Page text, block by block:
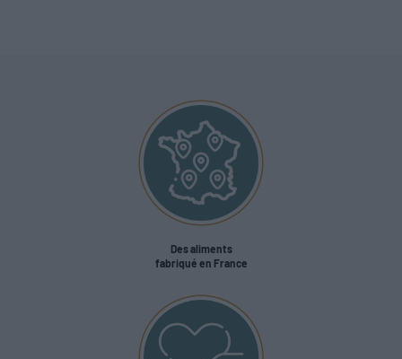
Des aliments
fabriqué en France